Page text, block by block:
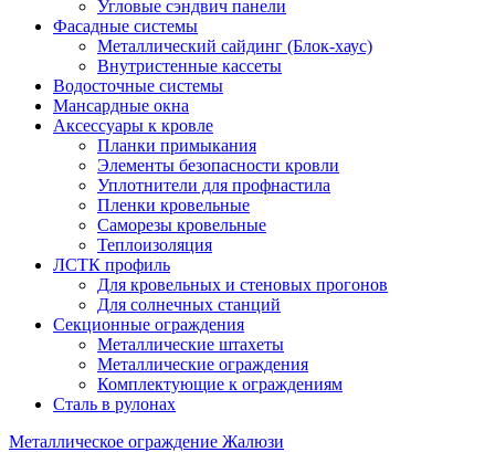
Угловые сэндвич панели
Фасадные системы
Металлический сайдинг (Блок-хаус)
Внутристенные кассеты
Водосточные системы
Мансардные окна
Аксессуары к кровле
Планки примыкания
Элементы безопасности кровли
Уплотнители для профнастила
Пленки кровельные
Саморезы кровельные
Теплоизоляция
ЛСТК профиль
Для кровельных и стеновых прогонов
Для солнечных станций
Секционные ограждения
Металлические штахеты
Металлические ограждения
Комплектующие к ограждениям
Сталь в рулонах
Металлическое ограждение Жалюзи